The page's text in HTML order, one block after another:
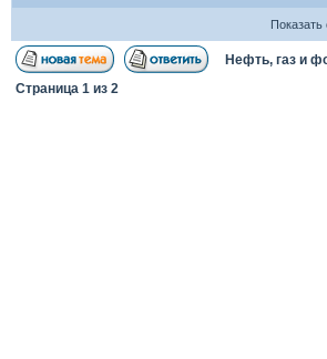
Нефть, газ и
Страница 1 из 2